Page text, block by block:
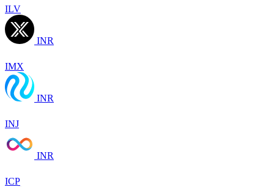
ILV
INR
IMX
INR
INJ
INR
ICP